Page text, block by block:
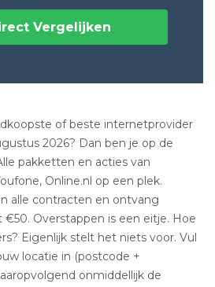
Vergelijken
of beste internetprovider
2026? Dan ben je op de
pakketten en acties van
Online.nl op een plek.
alle contracten en ontvang
Overstappen is een eitje. Hoe
Eigenlijk stelt het niets voor. Vul
locatie in (postcode +
onmiddellijk de